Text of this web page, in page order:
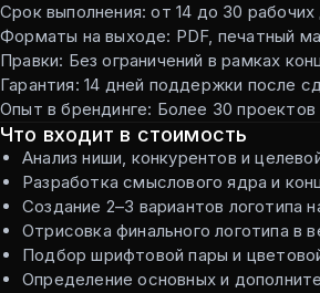
Срок выполнения: от 14 до 30 рабочих
Форматы на выходе: PDF, печатный
Правки: Без ограничений в рамках
Гарантия: 14 дней поддержки после
Опыт в брендинге: Более 30 проектов
Что входит в стоимость
Анализ ниши, конкурентов и
Разработка смыслового ядра и
Создание 2–3 вариантов логотипа
Отрисовка финального логотипа в
Подбор шрифтовой пары и
Определение основных и